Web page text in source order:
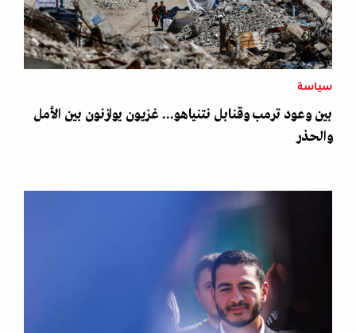
سياسة
بين وعود ترمب وقنابل نتنياهو... غزيون يوازنون بين الأمل
والحذر